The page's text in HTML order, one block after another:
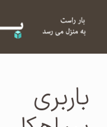
باربری